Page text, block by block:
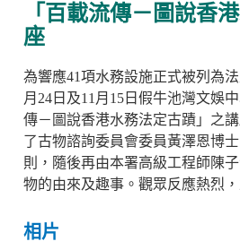
「百載流傳－圖說香
座
為響應41項水務設施正式被列為
月24日及11月15日假牛池灣文娛
傳－圖說香港水務法定古蹟」之
了古物諮詢委員會委員黃澤恩博
則，隨後再由本署高級工程師陳
物的由來及趣事。觀眾反應熱烈
相片